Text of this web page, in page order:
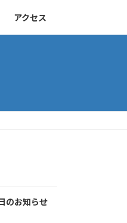
アクセス
のお知らせ